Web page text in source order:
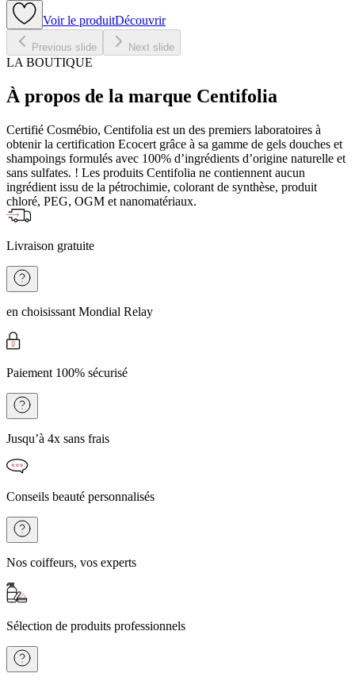
Voir le produitDécouvrir
Previous slide Next slide
LA BOUTIQUE
À propos de la marque Centifolia
Certifié Cosmébio, Centifolia est un des premiers laboratoires à
obtenir la certification Ecocert grâce à sa gamme de gels douches et
shampoings formulés avec 100% d’ingrédients d’origine naturelle et
sans sulfates. ! Les produits Centifolia ne contiennent aucun
ingrédient issu de la pétrochimie, colorant de synthèse, produit
chloré, PEG, OGM et nanomatériaux.
Livraison gratuite
en choisissant Mondial Relay
Paiement 100% sécurisé
Jusqu’à 4x sans frais
Conseils beauté personnalisés
Nos coiffeurs, vos experts
Sélection de produits professionnels